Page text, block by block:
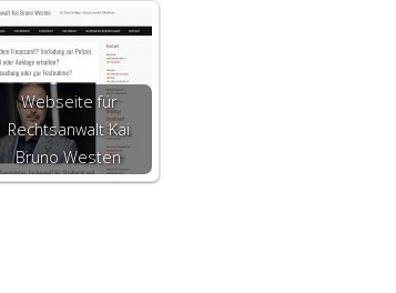
Webseite für
Rechtsanwalt Kai
Bruno Westen